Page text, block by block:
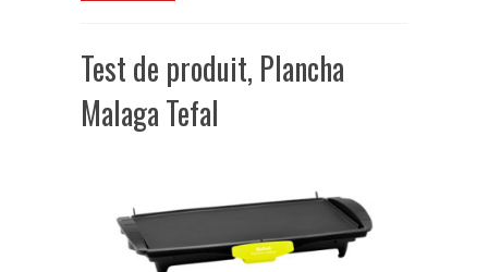
Test de produit, Plancha
Malaga Tefal